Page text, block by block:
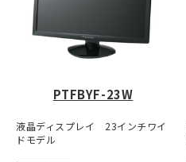
PTFBYF-23W
液晶ディスプレイ 23インチワイ
ドモデル